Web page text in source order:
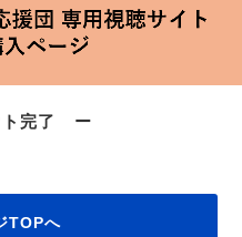
ございます!!～」
アリーナ
完了 ー
TOPへ